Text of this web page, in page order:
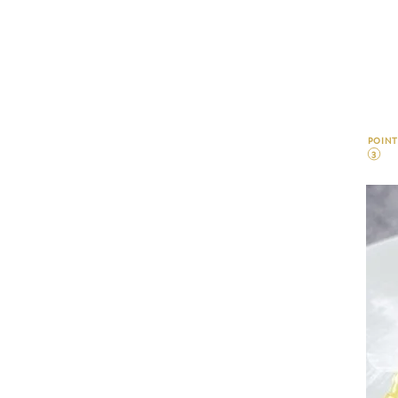
POINT
3